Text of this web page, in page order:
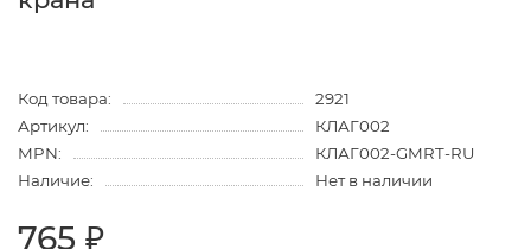
Код товара:
2921
Артикул:
КЛАГ002
MPN:
КЛАГ002-GMRT-RU
Наличие:
Нет в наличии
765 ₽